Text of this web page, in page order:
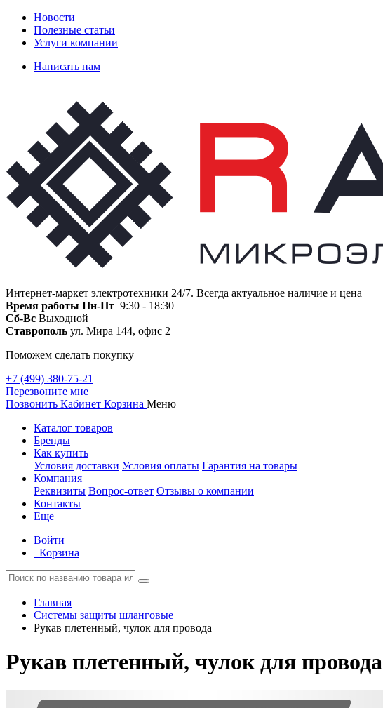
Новости
Полезные статьи
Услуги компании
Написать нам
Интернет-маркет электротехники 24/7. Всегда актуальное наличие и цена
Время работы Пн-Пт 9:30 - 18:30
Сб-Вс Выходной
Ставрополь ул. Мира 144, офис 2
Поможем сделать покупку
+7 (499) 380-75-21
Перезвоните мне
Позвонить Кабинет Корзина Меню
Каталог товаров
Бренды
Как купить
Условия доставки Условия оплаты Гарантия на товары
Компания
Реквизиты Вопрос-ответ Отзывы о компании
Контакты
Еще
Войти
Корзина
Главная
Системы защиты шланговые
Рукав плетенный, чулок для провода
Рукав плетенный, чулок для провода